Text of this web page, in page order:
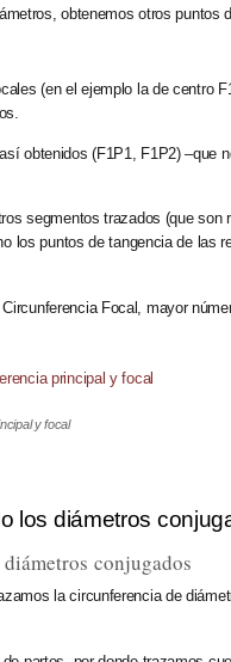
obtenemos otros puntos
(en el ejemplo la de centro
obtenidos (F1P1, F1P2) –que
segmentos trazados (que son
los puntos de tangencia de las
Focal, mayor
y focal
los diámetros
conjugados
la circunferencia de